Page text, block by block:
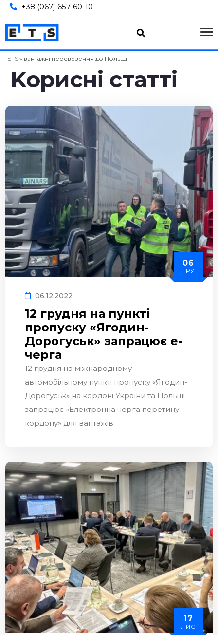
+38 (067) 657-60-10
ETS » вантажні перевезення до Польщі
Kopиcні cтaтті
06
ГРУ
06.12.2022
12 грудня на пункті
пропуску «Ягодин-
Дорогуськ» запрацює е-
черга
12 грудня на міжнародному
автомобільному пункті пропуску «Ягодин-
Дорогуськ» на кордоні України та Польщі
запрацює «Електронна черга перетину
кордону» для вантажів
17
ЛИС